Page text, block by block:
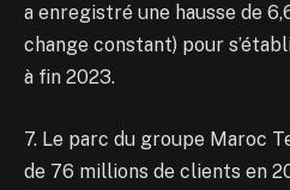
a enregistré une hausse de
change constant) pour
à fin 2023.
7. Le parc du groupe Maroc
de 76 millions de clients en